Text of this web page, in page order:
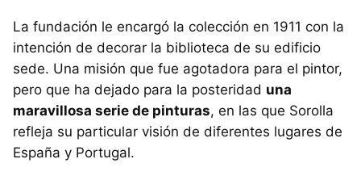
La fundación le encargó la colección en 1911 con la
intención de decorar la biblioteca de su edificio
sede. Una misión que fue agotadora para el pintor,
pero que ha dejado para la posteridad una
maravillosa serie de pinturas, en las que Sorolla
refleja su particular visión de diferentes lugares de
España y Portugal.